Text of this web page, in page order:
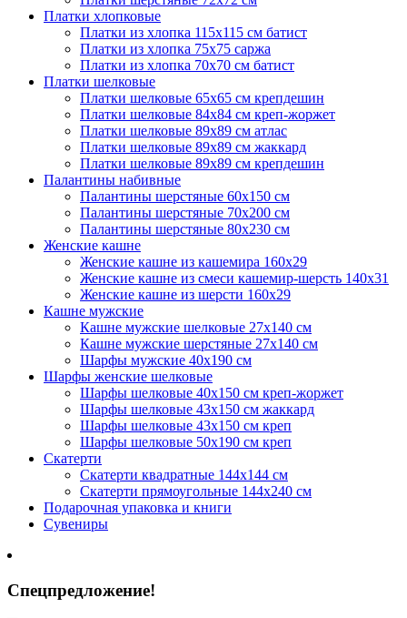
Платки хлопковые
Платки из хлопка 115х115 см батист
Платки из хлопка 75х75 саржа
Платки из хлопка 70х70 см батист
Платки шелковые
Платки шелковые 65х65 см крепдешин
Платки шелковые 84х84 см креп-жоржет
Платки шелковые 89х89 см атлас
Платки шелковые 89х89 см жаккард
Платки шелковые 89х89 см крепдешин
Палантины набивные
Палантины шерстяные 60х150 см
Палантины шерстяные 70х200 см
Палантины шерстяные 80х230 см
Женские кашне
Женские кашне из кашемира 160х29
Женские кашне из смеси кашемир-шерсть 140х31
Женские кашне из шерсти 160х29
Кашне мужские
Кашне мужские шелковые 27х140 см
Кашне мужские шерстяные 27х140 см
Шарфы мужские 40х190 см
Шарфы женские шелковые
Шарфы шелковые 40х150 см креп-жоржет
Шарфы шелковые 43х150 см жаккард
Шарфы шелковые 43х150 см креп
Шарфы шелковые 50х190 см креп
Скатерти
Скатерти квадратные 144х144 см
Скатерти прямоугольные 144х240 см
Подарочная упаковка и книги
Сувениры
Спецпредложение!